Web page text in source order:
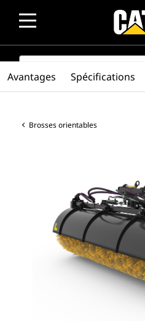
SEARCH
Brosses orientables
Avantages Spécifications